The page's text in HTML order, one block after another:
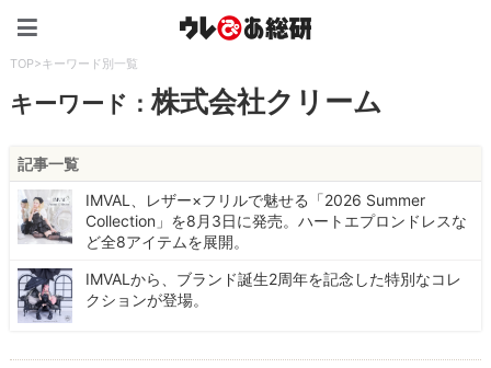
TOP>キーワード別一覧
キーワード：株式会社クリーム
記事一覧
IMVAL、レザー×フリルで魅せる「2026 Summer
Collection」を8月3日に発売。ハートエプロンドレスな
ど全8アイテムを展開。
IMVALから、ブランド誕生2周年を記念した特別なコレ
クションが登場。